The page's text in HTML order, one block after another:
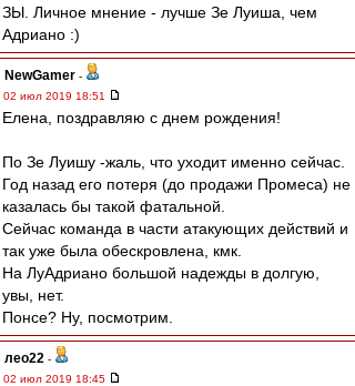
ЗЫ. Личное мнение - лучше Зе Луиша, чем
Адриано :)
NewGamer -
02 июл 2019 18:51
Елена, поздравляю с днем рождения!
По Зе Луишу -жаль, что уходит именно сейчас.
Год назад его потеря (до продажи Промеса) не
казалась бы такой фатальной.
Сейчас команда в части атакующих действий и
так уже была обескровлена, кмк.
На ЛуАдриано большой надежды в долгую,
увы, нет.
Понсе? Ну, посмотрим.
лео22 -
02 июл 2019 18:45